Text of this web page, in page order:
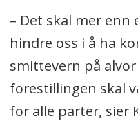
– Det skal mer
hindre oss i å ha
smittevern på
forestillingen skal
for alle parter, sier